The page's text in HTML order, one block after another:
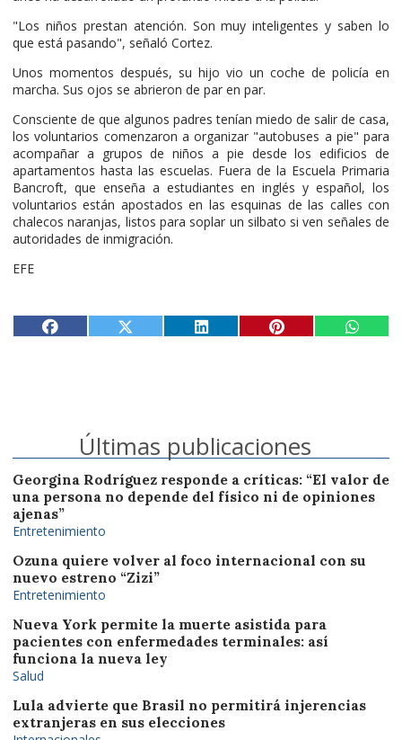
"Los niños prestan atención. Son muy inteligentes y saben lo
que está pasando", señaló Cortez.
Unos momentos después, su hijo vio un coche de policía en
marcha. Sus ojos se abrieron de par en par.
Consciente de que algunos padres tenían miedo de salir de casa,
los voluntarios comenzaron a organizar "autobuses a pie" para
acompañar a grupos de niños a pie desde los edificios de
apartamentos hasta las escuelas. Fuera de la Escuela Primaria
Bancroft, que enseña a estudiantes en inglés y español, los
voluntarios están apostados en las esquinas de las calles con
chalecos naranjas, listos para soplar un silbato si ven señales de
autoridades de inmigración.
EFE
Últimas publicaciones
Georgina Rodríguez responde a críticas: “El valor de
una persona no depende del físico ni de opiniones
ajenas”
Entretenimiento
Ozuna quiere volver al foco internacional con su
nuevo estreno “Zizi”
Entretenimiento
Nueva York permite la muerte asistida para
pacientes con enfermedades terminales: así
funciona la nueva ley
Salud
Lula advierte que Brasil no permitirá injerencias
extranjeras en sus elecciones